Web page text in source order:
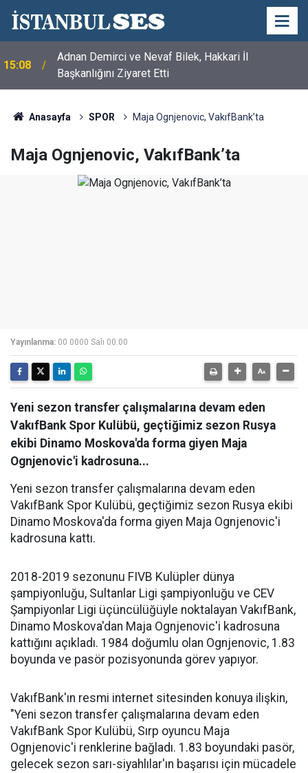
15:08
Adnan Demirci ve Nevaf Bilek, Hakkari İl
Başkanlığını Ziyaret Etti
Anasayfa SPOR Maja Ognjenovic, VakıfBank’ta
Maja Ognjenovic, VakıfBank’ta
Yayınlanma: 00 0000 Salı 00:00
Yeni sezon transfer çalışmalarına devam eden
VakıfBank Spor Kulübü, geçtiğimiz sezon Rusya
ekibi Dinamo Moskova'da forma giyen Maja
Ognjenovic'i kadrosuna...
Yeni sezon transfer çalışmalarına devam eden
VakıfBank Spor Kulübü, geçtiğimiz sezon Rusya ekibi
Dinamo Moskova'da forma giyen Maja Ognjenovic'i
kadrosuna kattı.
2018-2019 sezonunu FIVB Kulüpler dünya
şampiyonluğu, Sultanlar Ligi şampiyonluğu ve CEV
Şampiyonlar Ligi üçüncülüğüyle noktalayan VakıfBank,
Dinamo Moskova'dan Maja Ognjenovic'i kadrosuna
kattığını açıkladı. 1984 doğumlu olan Ognjenovic, 1.83
boyunda ve pasör pozisyonunda görev yapıyor.
VakıfBank'ın resmi internet sitesinden konuya ilişkin,
"Yeni sezon transfer çalışmalarına devam eden
VakıfBank Spor Kulübü, Sırp oyuncu Maja
Ognjenovic'i renklerine bağladı. 1.83 boyundaki pasör,
gelecek sezon sarı-siyahlılar'ın başarısı için mücadele